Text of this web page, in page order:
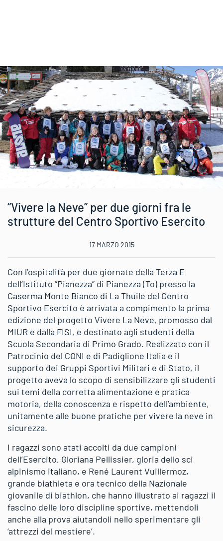
“Vivere la Neve” per due giorni fra le
strutture del Centro Sportivo Esercito
17 MARZO 2015
Con l’ospitalità per due giornate della Terza E
dell’Istituto “Pianezza” di Pianezza (To) presso la
Caserma Monte Bianco di La Thuile del Centro
Sportivo Esercito è arrivata a compimento la prima
edizione del progetto Vivere La Neve, promosso dal
MIUR e dalla FISI, e destinato agli studenti della
Scuola Secondaria di Primo Grado. Realizzato con il
Patrocinio del CONI e di Padiglione Italia e il
supporto dei Gruppi Sportivi Militari e di Stato, il
progetto aveva lo scopo di sensibilizzare gli studenti
sui temi della corretta alimentazione e pratica
motoria, della conoscenza e rispetto dell’ambiente,
unitamente alle buone pratiche per vivere la neve in
sicurezza.
I ragazzi sono atati accolti da due campioni
dell’Esercito, Gloriana Pellissier, gloria dello sci
alpinismo italiano, e René Laurent Vuillermoz,
grande biathleta e ora tecnico della Nazionale
giovanile di biathlon, che hanno illustrato ai ragazzi il
fascino delle loro discipline sportive, mettendoli
anche alla prova aiutandoli nello sperimentare gli
‘attrezzi del mestiere’.